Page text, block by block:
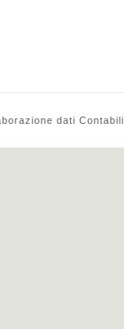
dati Contabili